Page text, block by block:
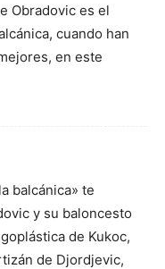
Obradovic es el
cuando han
en este
balcánica» te
y su baloncesto
de Kukoc,
de Djordjevic,